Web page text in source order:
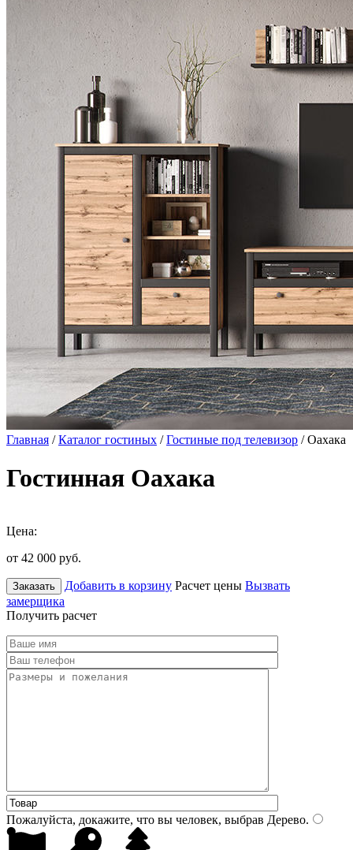
Главная /Каталог гостиных /Гостиные под телевизор / Оахака
Гостинная Оахака
Цена:
от 42 000 руб.
Заказать Добавить в корзину Расчет цены Вызвать
замерщика
Получить расчет
Пожалуйста, докажите, что вы человек, выбрав Дерево.